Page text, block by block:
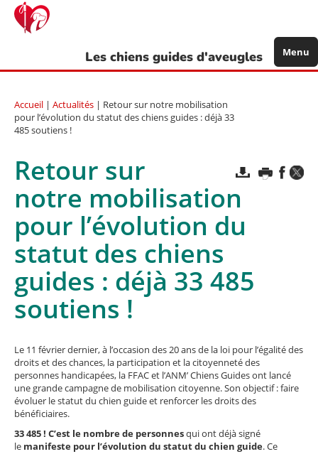
Aller
contenu
Les chiens guides d'aveugles Menu
Accueil | Actualités | Retour sur notre mobilisation
pour l’évolution du statut des chiens guides : déjà 33
485 soutiens !
Retour sur
notre mobilisation
pour l’évolution du
statut des chiens
guides : déjà 33 485
soutiens !
Le 11 février dernier, à l’occasion des 20 ans de la loi pour l’égalité des
droits et des chances, la participation et la citoyenneté des
personnes handicapées, la FFAC et l’ANM’ Chiens Guides ont lancé
une grande campagne de mobilisation citoyenne. Son objectif : faire
évoluer le statut du chien guide et renforcer les droits des
bénéficiaires.
33 485 ! C’est le nombre de personnesqui ont déjà signé
le manifeste pour l’évolution du statut du chien guide. Ce